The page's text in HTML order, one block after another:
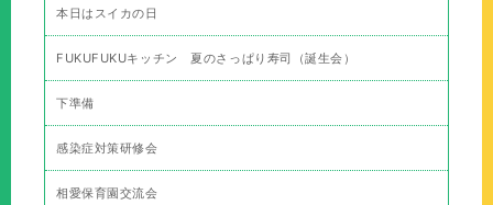
本日はスイカの日
FUKUFUKUキッチン 夏のさっぱり寿司（誕生会）
下準備
感染症対策研修会
相愛保育園交流会